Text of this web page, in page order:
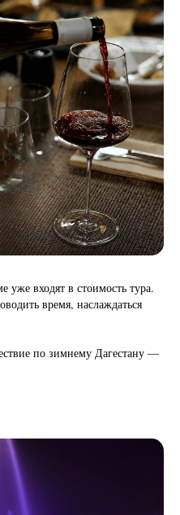
уже входят в стоимость тура.
время, наслаждаться
по зимнему Дагестану —